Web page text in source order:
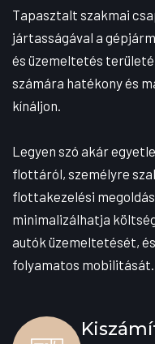
Tapasztalt szakmai
jártasságával a
és üzemeltetés
számára hatékony és
kínáljon.
Legyen szó akár
flottáról, személyre
flottakezelési
minimalizálhatja
autók üzemeltetését,
folyamatos mobilitását.